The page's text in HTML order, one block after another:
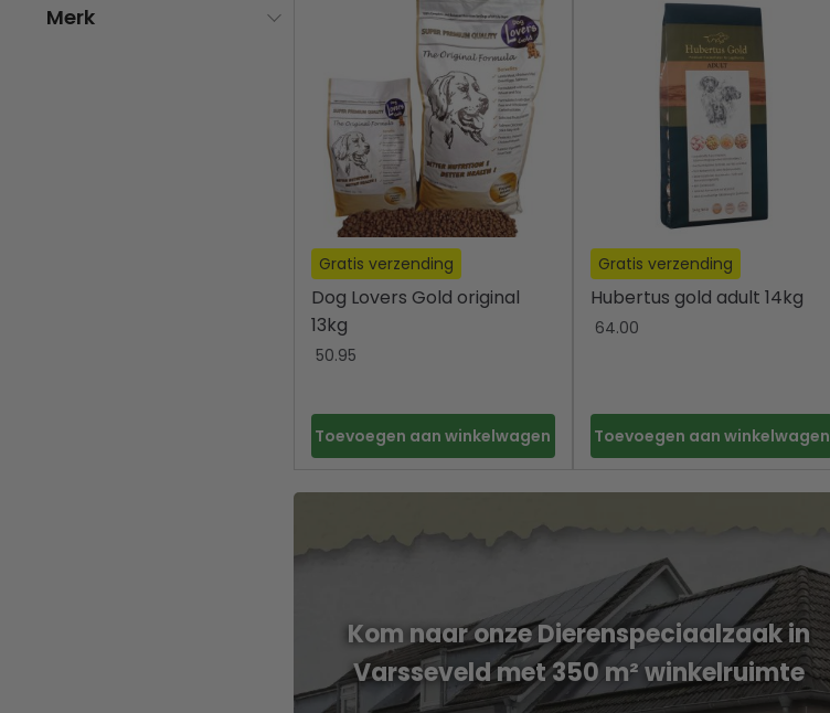
Gratis verzending
Dog Lovers Gold original
13kg
50.95
Toevoegen aan winkelwagen
Gratis verzending
Hubertus gold adult 14kg
64.00
Toevoegen aan winkelwagen
Kom naar onze Dierenspeciaalzaak in
Varsseveld met 350 m² winkelruimte
Merk